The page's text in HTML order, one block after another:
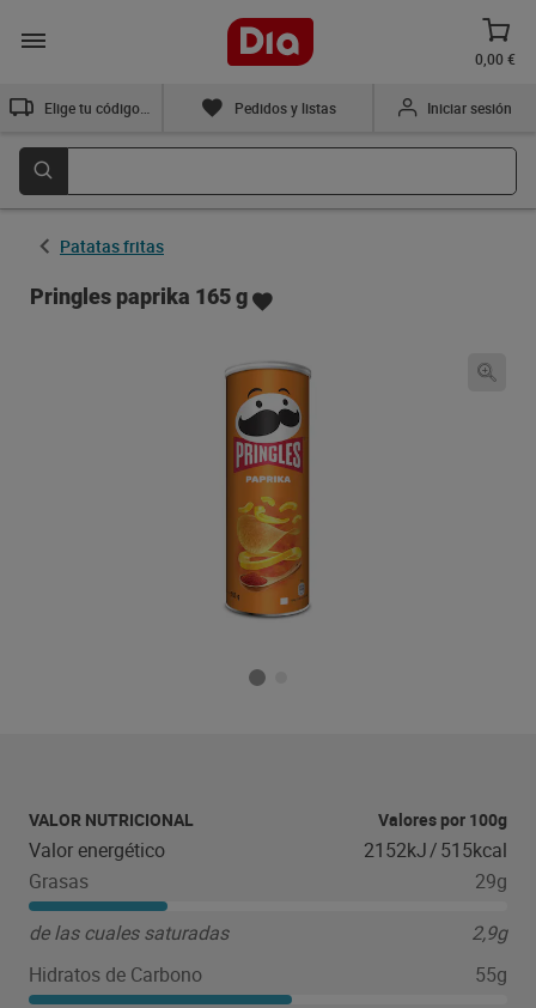
0,00 €
Pedidos y listas Iniciar sesión
Patatas fritas
Pringles paprika 165 g
VALOR NUTRICIONAL Valores por 100g
Valor energético 2152kJ/515kcal
Grasas
29g
de las cuales saturadas
2,9g
Hidratos de Carbono
55g